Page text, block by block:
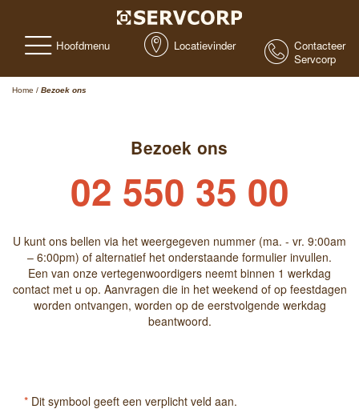
Hoofdmenu Locatievinder
Contacteer
Servcorp
Home / Bezoek ons
Bezoek ons
02 550 35 00
U kunt ons bellen via het weergegeven nummer (ma. - vr. 9:00am
– 6:00pm) of alternatief het onderstaande formulier invullen.
Een van onze vertegenwoordigers neemt binnen 1 werkdag
contact met u op. Aanvragen die in het weekend of op feestdagen
worden ontvangen, worden op de eerstvolgende werkdag
beantwoord.
* Dit symbool geeft een verplicht veld aan.